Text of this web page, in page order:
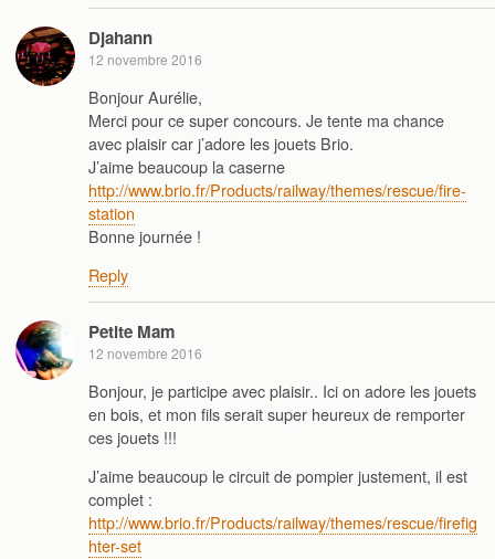
Djahann
12 novembre 2016
Bonjour Aurélie,
Merci pour ce super concours. Je tente ma chance
avec plaisir car j’adore les jouets Brio.
J’aime beaucoup la caserne
http://www.brio.fr/Products/railway/themes/rescue/fire-
station
Bonne journée !
Reply
Petite Mam
12 novembre 2016
Bonjour, je participe avec plaisir.. Ici on adore les jouets
en bois, et mon fils serait super heureux de remporter
ces jouets !!!
J’aime beaucoup le circuit de pompier justement, il est
complet :
http://www.brio.fr/Products/railway/themes/rescue/firefig
hter-set